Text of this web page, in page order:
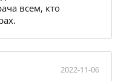
всем, кто
2022-11-06